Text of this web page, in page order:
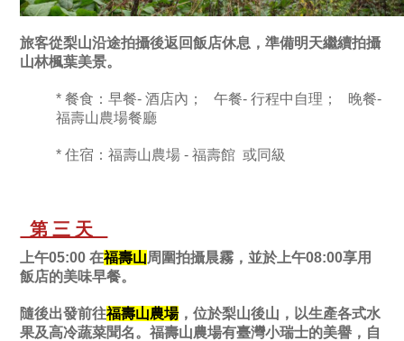
旅客從梨山沿途拍攝後返回飯店休息，準備明天繼續拍攝
山林楓葉美景。
* 餐食：早餐- 酒店內； 午餐- 行程中自理； 晚餐-
福壽山農場餐廳
* 住宿：福壽山農場 - 福壽館 或同級
第三天
上午05:00 在福壽山周圍拍攝晨霧，並於上午08:00享用
飯店的美味早餐。
隨後出發前往福壽山農場，位於梨山後山，以生產各式水
果及高冷蔬菜聞名。福壽山農場有臺灣小瑞士的美譽，自